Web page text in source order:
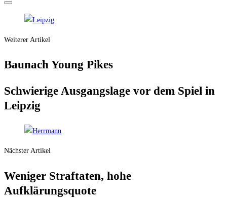
Weiterer Artikel
Bau­nach Young Pikes
Schwie­ri­ge Aus­gangs­la­ge vor dem Spiel in
Leipzig
Nächster Artikel
Weni­ger Straf­ta­ten, hohe
Aufklärungsquote